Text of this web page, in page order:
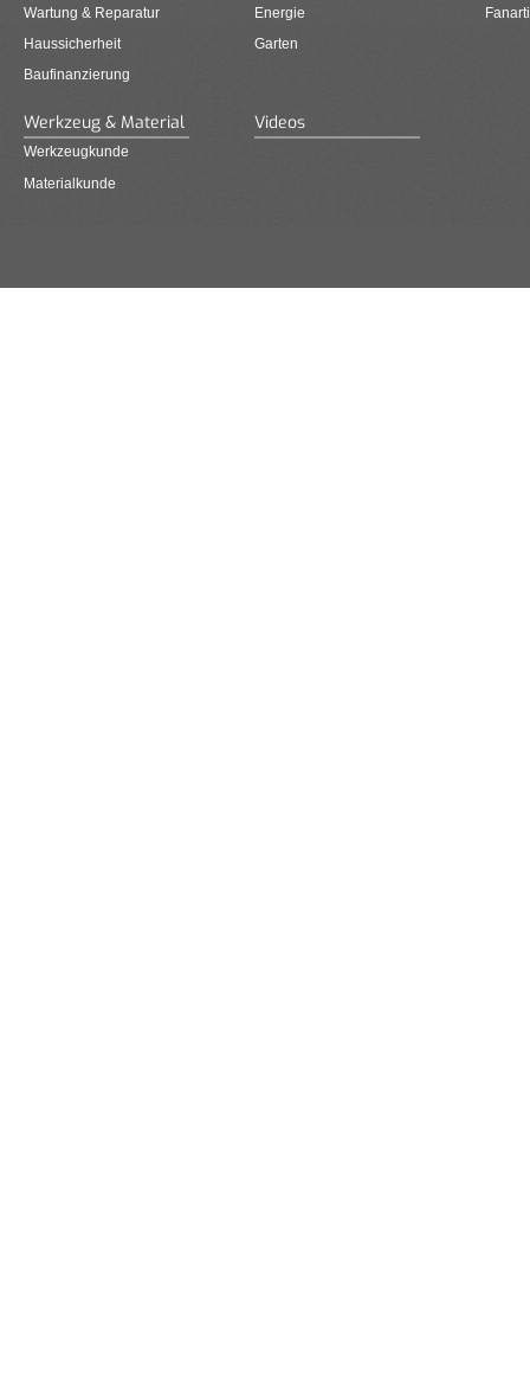
Wartung & Reparatur
Haussicherheit
Baufinanzierung
Energie
Garten
Werkzeug & Material
Werkzeugkunde
Materialkunde
Videos